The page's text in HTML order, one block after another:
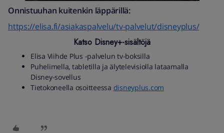
Onnistuuhan kuitenkin läppärillä:
https://elisa.fi/asiakaspalvelu/tv-palvelut/disneyplus/
Katso Disney+-sisältöjä
Elisa Viihde Plus -palvelun tv-boksilla
Puhelimella, tabletilla ja älytelevisiolla lataamalla
Disney-sovellus
Tietokoneella osoitteessa disneyplus.com